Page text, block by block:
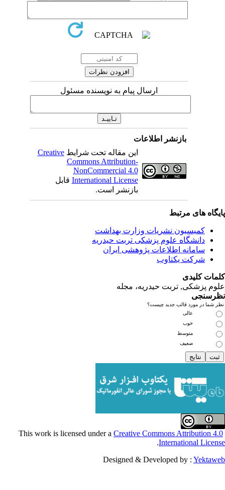
ارسال پیام به نویسنده مسئول
بازنشر اطلاعات
این مقاله تحت شرایطCreative
Commons Attribution-
NonCommercial 4.0
International Licenseقابل
بازنشر است.
مرتبط
نشریات وزارت بهداشت
علوم پزشکی تربت حیدریه
اطلاعات پژوهشی ایران
یکتاوب
تربت حیدریه، مجله
قالب جدید چیست؟
عالی
خوب
متوسط
ضعیف
Creative Commons
.
Designed & Developed by :